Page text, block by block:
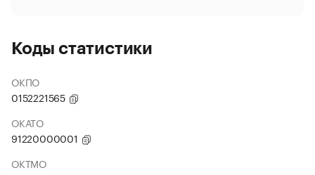
Коды статистики
ОКПО
0152221565
ОКАТО
91220000001
ОКТМО